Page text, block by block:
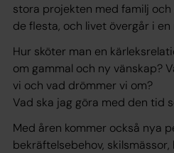
stora projekten med familj
de flesta, och livet övergår i en
Hur sköter man en
om gammal och ny vänskap?
vi och vad drömmer vi om?
Vad ska jag göra med den tid
Med åren kommer också nya
bekräftelsebehov,